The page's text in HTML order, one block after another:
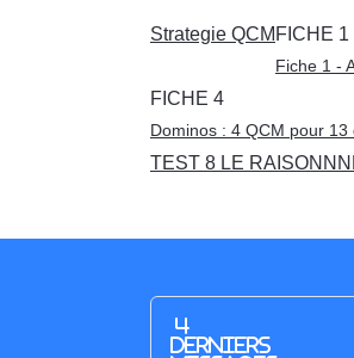
Strategie QCM FICHE 1
Fiche 1 -
FICHE 4
Dominos : 4 QCM pour 13
TEST 8 LE
4
derniers